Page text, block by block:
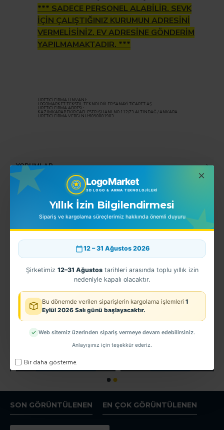
LogoMarket
3D LOGO & ARMA TEKNOLOJILERI
Yıllık İzin Bilgilendirmesi
Sipariş ve kargolama süreçlerimiz hakkında önemli duyuru
12 – 31 Ağustos 2026
Şirketimiz 12–31 Ağustostarihleri arasında toplu yıllık izin
nedeniyle kapalı olacaktır.
Bu dönemde verilen siparişlerin kargolama işlemleri 1
Eylül 2026 Salı günü başlayacaktır.
Web sitemiz üzerinden sipariş vermeye devam edebilirsiniz.
Anlayışınız için teşekkür ederiz.
Bir daha gösterme.
*** SADECE PERSONEL ALABİLİR. SEVK
İÇİN ÇALIŞTIĞINIZ KURUMUN ADRESİNİ
VERMELİSİNİZ. EV ADRESİNE GÖNDERİM
YAPILMAMAKTADIR. ***
ÜRETİCİ FİRMA ÜNVANI:
LOGOMARKET TEKSTİL TEKNOLOJİLER SANAYİ TİCARET AŞ
ÜRETİCİ FİRMA ADRESİ :
KAZIMKARABEKİR CAD. ESER İŞHANI NO 112/73 ALTINDAĞ / ANKARA
ÜRETİCİ FİRMA VERGİ NU:6090881983
YORUMLAR
BENZER ÜRÜNLER
3D Jandarma Uzman Çavuş 3.Kademe Kol Arması TPU
ANFA Güvenlik Arması
0,00TL
SON GÖRÜNTÜLENEN EN ÇOK GÖRÜNTÜLENEN